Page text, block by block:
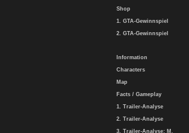
Shop
1. GTA-Gewinnspiel
2. GTA-Gewinnspiel
Information
Characters
Map
Facts / Gameplay
1. Trailer-Analyse
2. Trailer-Analyse
3. Trailer-Analyse: M.